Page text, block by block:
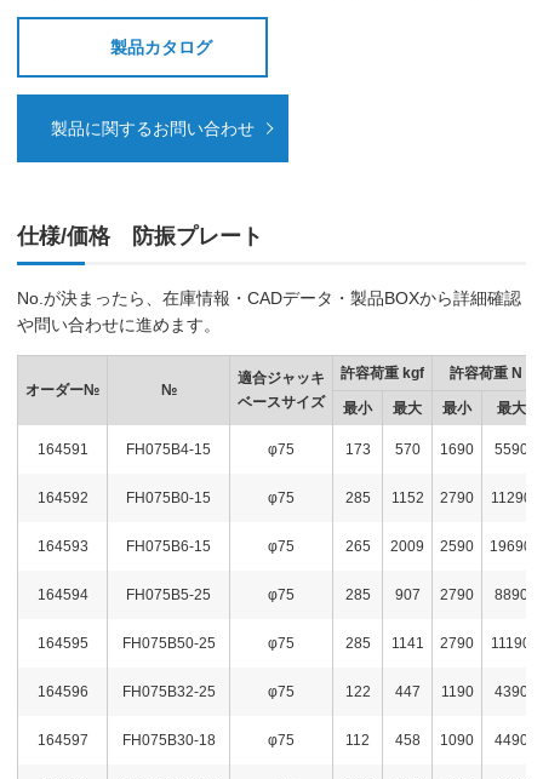
製品カタログ
製品に関するお問い合わせ
仕様/価格 防振プレート
No.が決まったら、在庫情報・CADデータ・製品BOXから詳細確認
や問い合わせに進めます。
オーダー№ №
適合ジャッキ
ベースサイズ
許容荷重 kgf 許容荷重 N
最小 最大 最小 最大
164591 FH075B4-15 φ75 173 570 1690 5590
164592 FH075B0-15 φ75 285 1152 2790 11290
164593 FH075B6-15 φ75 265 2009 2590 19690
164594 FH075B5-25 φ75 285 907 2790 8890
164595 FH075B50-25 φ75 285 1141 2790 11190
164596 FH075B32-25 φ75 122 447 1190 4390
164597 FH075B30-18 φ75 112 458 1090 4490